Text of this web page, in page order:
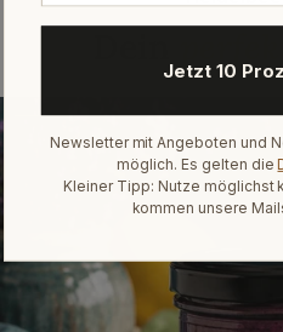
Jetzt 10
Newsletter mit Angeboten und
möglich. Es gelten die
Kleiner Tipp: Nutze
kommen unsere